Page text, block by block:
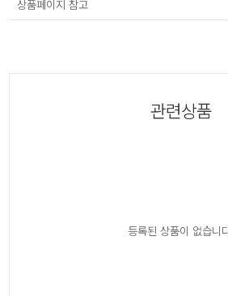
상품페이지 참고
관련상품
등록된 상품이 없습니